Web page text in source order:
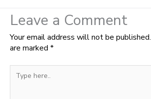
Leave a Comment
Your email address will not be published.
are marked *
here..